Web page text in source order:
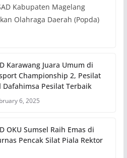
Kabupaten Magelang
Olahraga Daerah (Popda)
Karawang Juara Umum di
Championship 2, Pesilat
Dafahimsa Pesilat Terbaik
6, 2025
OKU Sumsel Raih Emas di
Pencak Silat Piala Rektor